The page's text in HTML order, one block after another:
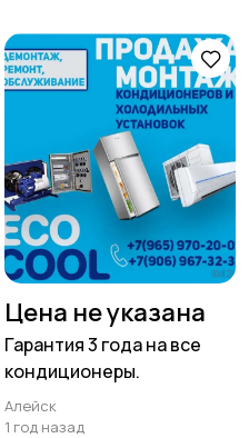
Цена не указана
Гарантия 3 года на все
кондиционеры.
Алейск
1 год назад